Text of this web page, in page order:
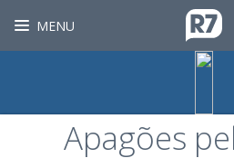
MENU
Apagões